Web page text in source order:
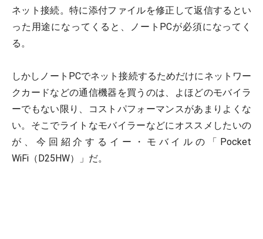
ネット接続。特に添付ファイルを修正して返信するとい
った用途になってくると、ノートPCが必須になってく
る。
しかしノートPCでネット接続するためだけにネットワー
クカードなどの通信機器を買うのは、よほどのモバイラ
ーでもない限り、コストパフォーマンスがあまりよくな
い。そこでライトなモバイラーなどにオススメしたいの
が、今回紹介するイー・モバイルの「Pocket
WiFi（D25HW）」だ。